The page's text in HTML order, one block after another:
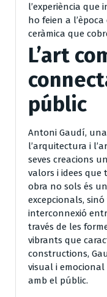
l’experiència que
ho feien a
ceràmica que
L’art
públic
Antoni Gaudí,
l’arquitectura i
seves creacions
valors i idees que
obra no sols és
excepcionals,
interconnexió
través de les
vibrants que
constructions,
visual i
amb el públic.